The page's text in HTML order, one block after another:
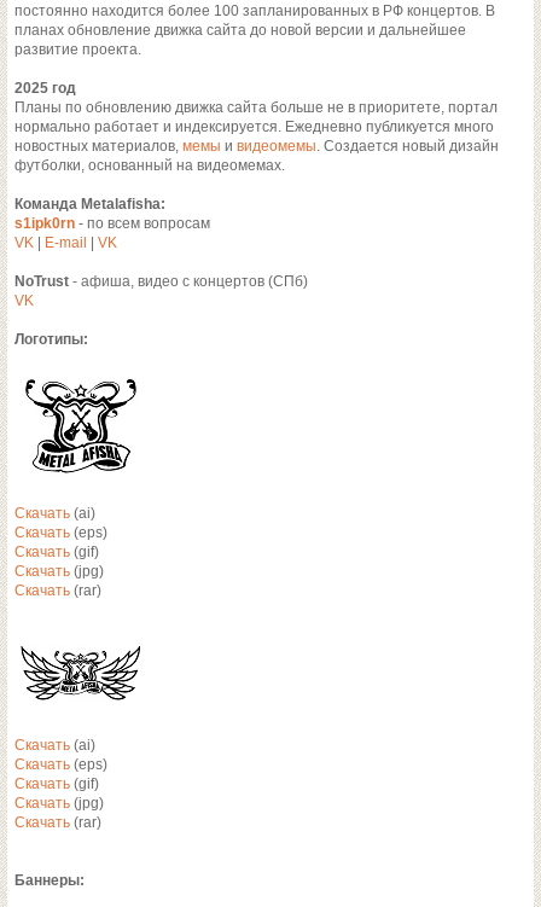
постоянно находится более 100 запланированных в РФ концертов. В
планах обновление движка сайта до новой версии и дальнейшее
развитие проекта.
2025 год
Планы по обновлению движка сайта больше не в приоритете, портал
нормально работает и индексируется. Ежедневно публикуется много
новостных материалов, мемы и видеомемы . Создается новый дизайн
футболки, основанный на видеомемах.
Команда Metalafisha:
s1ipk0rn - по всем вопросам
VK
E-mail VK
NoTrust - афиша, видео с концертов (СПб)
VK
Логотипы:
Скачать (ai)
Скачать (eps)
Скачать (gif)
Скачать (jpg)
Скачать (rar)
Скачать (ai)
Скачать (eps)
Скачать (gif)
Скачать (jpg)
Скачать (rar)
Баннеры: